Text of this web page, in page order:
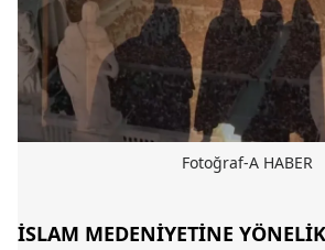
Fotoğraf-A HABER
İSLAM MEDENİYETİNE